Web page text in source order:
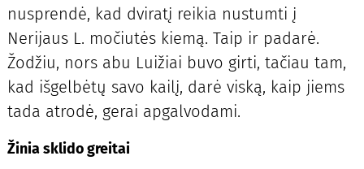
nusprendė, kad dviratį reikia nustumti į
Nerijaus L. močiutės kiemą. Taip ir padarė.
Žodžiu, nors abu Luižiai buvo girti, tačiau tam,
kad išgelbėtų savo kailį, darė viską, kaip jiems
tada atrodė, gerai apgalvodami.
Žinia sklido greitai